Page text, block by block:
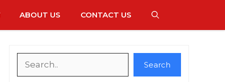
ABOUT US CONTACT US
Search